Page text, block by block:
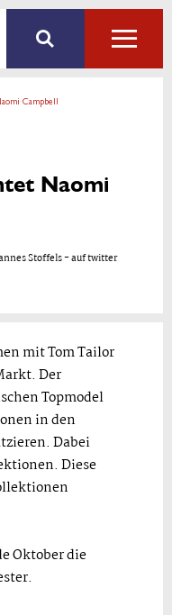
Campbell
Naomi
Stoffels- auf twitter
mit Tom Tailor
Der
Topmodel
in den
Dabei
Diese
Oktober die